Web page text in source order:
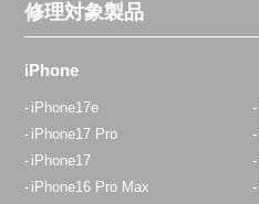
定休日：年中無休
03-6903-8773
田無店
12:30~19:00 日祝18：00迄
修理対象製品
iPhone
iPhone17e
iPhone17 Pro
iPhone17
iPhone16 Pro Max